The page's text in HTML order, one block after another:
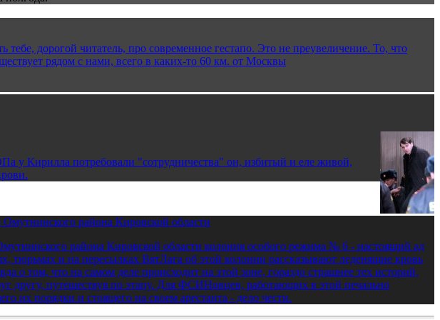
тебе, дорогой читатель, про современное гестапо. Это не преувеличение. То, что
рядом с нами, всего в каких-то 60 км. от Москвы
у Кирилла потребовали "сотрудничества" он, избитый и еле живой,
района Кировской области
района Кировской области колония особого режима № 6 - настоящий ад
тюрьмах и на пересылках ВятЛага об этой колонии рассказывают леденящие кровь
о том, что на самом деле происходит на этой зоне, гораздо страшнее тех историй,
другу, путешествуя по этапу. Для ФСИНовцев, работающих в этой печально
их порядки и стоящего на своем арестанта - дело чести.